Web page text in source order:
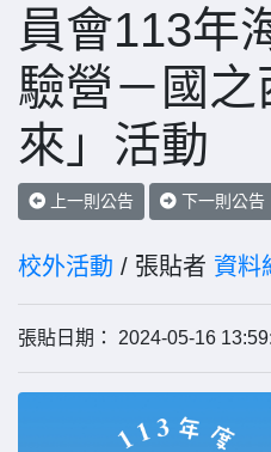
員會113年
驗營－國
來」活動
上一則公告 下一則公告
校外活動 / 張貼者 資料
張貼日期： 2024-05-16